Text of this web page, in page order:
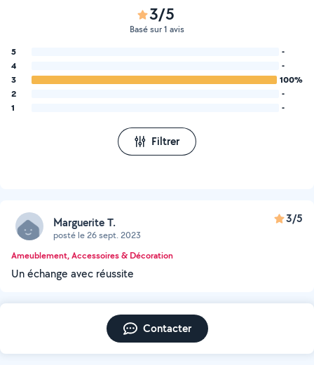
3/5
Basé sur 1 avis
5
-
4
-
3
100%
2
-
1
-
Filtrer
Marguerite T.
posté le 26 sept. 2023
3/5
Ameublement, Accessoires & Décoration
Un échange avec réussite
Contacter